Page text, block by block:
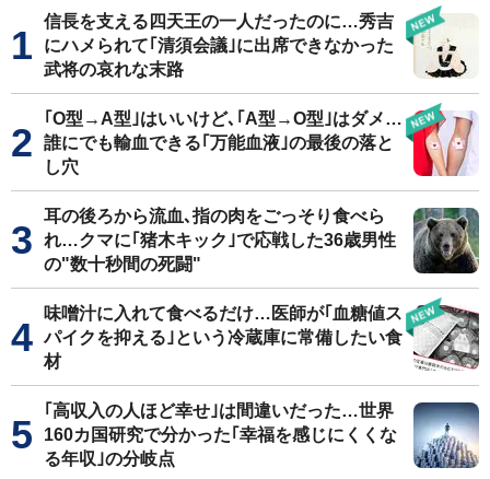
信長を支える四天王の一人だったのに…秀吉
にハメられて｢清須会議｣に出席できなかった
武将の哀れな末路
｢O型→A型｣はいいけど､｢A型→O型｣はダメ…
誰にでも輸血できる｢万能血液｣の最後の落と
し穴
耳の後ろから流血､指の肉をごっそり食べら
れ…クマに｢猪木キック｣で応戦した36歳男性
の"数十秒間の死闘"
味噌汁に入れて食べるだけ…医師が｢血糖値ス
パイクを抑える｣という冷蔵庫に常備したい食
材
｢高収入の人ほど幸せ｣は間違いだった…世界
160カ国研究で分かった｢幸福を感じにくくな
る年収｣の分岐点